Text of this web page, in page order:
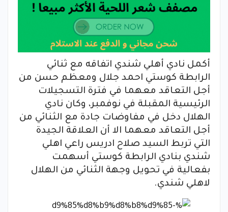
أكمل نادي أهلي شندي اتفاقه مع ثنائي
الرابطة كوستي احمد جلال ومعظم حسن من
أجل التعاقد معهما في فترة التسجيلات
الرئيسية المقبلة في نوفمبر، وكان نادي
الهلال دخل في مفاوضات جادة مع الثنائي من
أجل التعاقد معهما الا أن العلاقة الجيدة
التي تربط السيد صلاح ادريس راعي اهلي
شندي بنادي الرابطة كوستي أسهمت
بفعالية في تحويل وجهة الثنائي من الهلال
لاهلي شندي.